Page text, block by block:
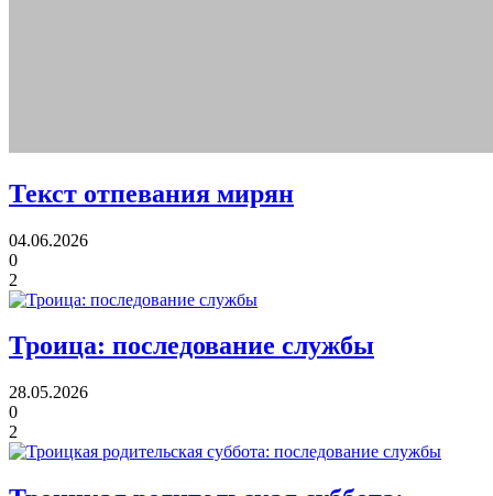
Текст отпевания мирян
04.06.2026
0
2
Троица: последование службы
28.05.2026
0
2